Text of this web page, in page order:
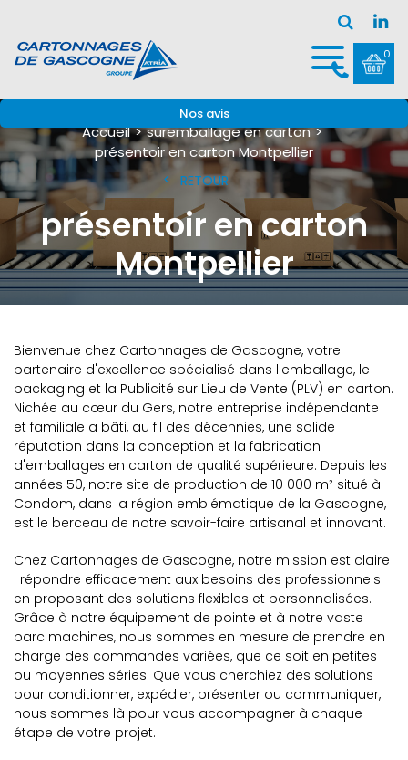
Nos avis
0
Accueil
suremballage en carton
présentoir en carton Montpellier
RETOUR
présentoir en carton
Montpellier
Bienvenue chez Cartonnages de Gascogne, votre
partenaire d'excellence spécialisé dans l'emballage, le
packaging et la Publicité sur Lieu de Vente (PLV) en carton.
Nichée au cœur du Gers, notre entreprise indépendante
et familiale a bâti, au fil des décennies, une solide
réputation dans la conception et la fabrication
d'emballages en carton de qualité supérieure. Depuis les
années 50, notre site de production de 10 000 m² situé à
Condom, dans la région emblématique de la Gascogne,
est le berceau de notre savoir-faire artisanal et innovant.
Chez Cartonnages de Gascogne, notre mission est claire
: répondre efficacement aux besoins des professionnels
en proposant des solutions flexibles et personnalisées.
Grâce à notre équipement de pointe et à notre vaste
parc machines, nous sommes en mesure de prendre en
charge des commandes variées, que ce soit en petites
ou moyennes séries. Que vous cherchiez des solutions
pour conditionner, expédier, présenter ou communiquer,
nous sommes là pour vous accompagner à chaque
étape de votre projet.